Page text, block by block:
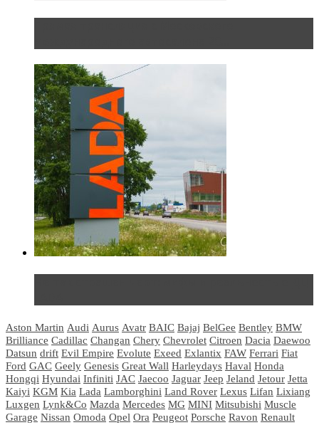
Aston Martin Audi Aurus Avatr BAIC Bajaj BelGee Bentley BMW
Brilliance Cadillac Changan Chery Chevrolet Citroen Dacia Daewoo
Datsun drift Evil Empire Evolute Exeed Exlantix FAW Ferrari Fiat
Ford GAC Geely Genesis Great Wall Harleydays Haval Honda
Hongqi Hyundai Infiniti JAC Jaecoo Jaguar Jeep Jeland Jetour Jetta
Kaiyi KGM Kia Lada Lamborghini Land Rover Lexus Lifan Lixiang
Luxgen Lynk&Co Mazda Mercedes MG MINI Mitsubishi Muscle
Garage Nissan Omoda Opel Ora Peugeot Porsche Ravon Renault